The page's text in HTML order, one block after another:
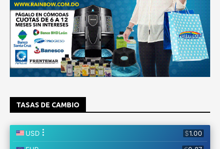
TASAS DE CAMBIO